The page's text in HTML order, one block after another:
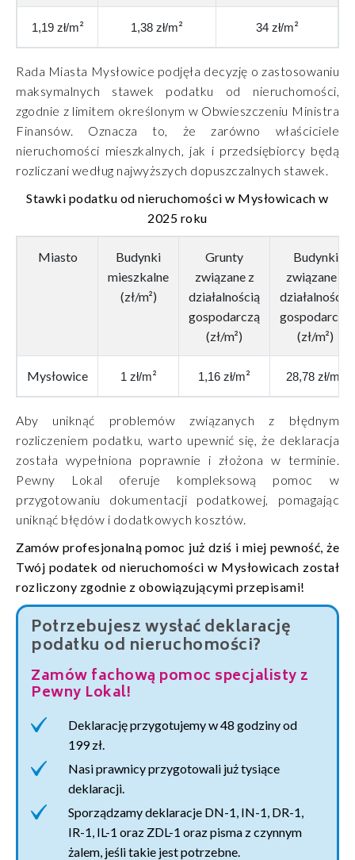
1,19 zł/m² 1,38 zł/m² 34 zł/m²
Rada Miasta Mysłowice podjęła decyzję o zastosowaniu
maksymalnych stawek podatku od nieruchomości,
zgodnie z limitem określonym w Obwieszczeniu Ministra
Finansów. Oznacza to, że zarówno właściciele
nieruchomości mieszkalnych, jak i przedsiębiorcy będą
rozliczani według najwyższych dopuszczalnych stawek.
Stawki podatku od nieruchomości w Mysłowicach w
2025 roku
Miasto
Budynki
mieszkalne
(zł/m²)
Grunty
związane z
działalnością
gospodarczą
(zł/m²)
Budynki
związane z
działalnością
gospodarczą
(zł/m²)
Mysłowice 1 zł/m² 1,16 zł/m² 28,78 zł/m
Aby uniknąć problemów związanych z błędnym
rozliczeniem podatku, warto upewnić się, że deklaracja
została wypełniona poprawnie i złożona w terminie.
Pewny Lokal oferuje kompleksową pomoc w
przygotowaniu dokumentacji podatkowej, pomagając
uniknąć błędów i dodatkowych kosztów.
Zamów profesjonalną pomoc już dziś i miej pewność, że
Twój podatek od nieruchomości w Mysłowicach został
rozliczony zgodnie z obowiązującymi przepisami!
Potrzebujesz wysłać deklarację
podatku od nieruchomości?
Zamów fachową pomoc specjalisty z
Pewny Lokal!
Deklarację przygotujemy w 48 godziny od
199 zł.
Nasi prawnicy przygotowali już tysiące
deklaracji.
Sporządzamy deklaracje DN-1, IN-1, DR-1,
IR-1, IL-1 oraz ZDL-1 oraz pisma z czynnym
żalem, jeśli takie jest potrzebne.